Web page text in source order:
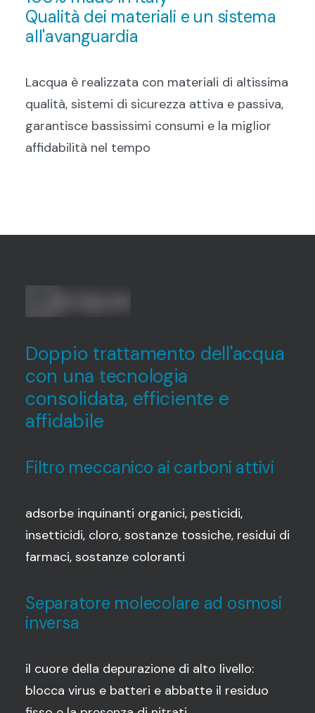
Qualità dei materiali e un sistema
all'avanguardia
Lacqua è realizzata con materiali di altissima
qualità, sistemi di sicurezza attiva e passiva,
garantisce bassissimi consumi e la miglior
affidabilità nel tempo
Doppio trattamento dell'acqua
con una tecnologia
consolidata, efficiente e
affidabile
Filtro meccanico ai carboni attivi
adsorbe inquinanti organici, pesticidi,
insetticidi, cloro, sostanze tossiche, residui di
farmaci, sostanze coloranti
Separatore molecolare ad osmosi
inversa
il cuore della depurazione di alto livello:
blocca virus e batteri e abbatte il residuo